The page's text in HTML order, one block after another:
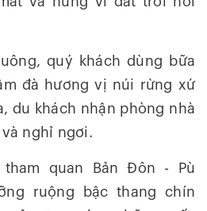
quý khách dùng bữa
đà hương vị núi rừng xứ
du khách nhận phòng nhà
nghỉ ngơi.
quan Bản Đôn - Pù
ruộng bậc thang chín